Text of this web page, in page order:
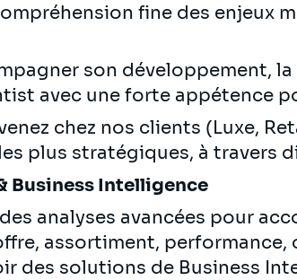
fine des enjeux
son développement,
avec une forte appétence
chez nos clients (Luxe,
plus stratégiques, à travers
Business Intelligence
analyses avancées pour
assortiment, performance,
des solutions de Business